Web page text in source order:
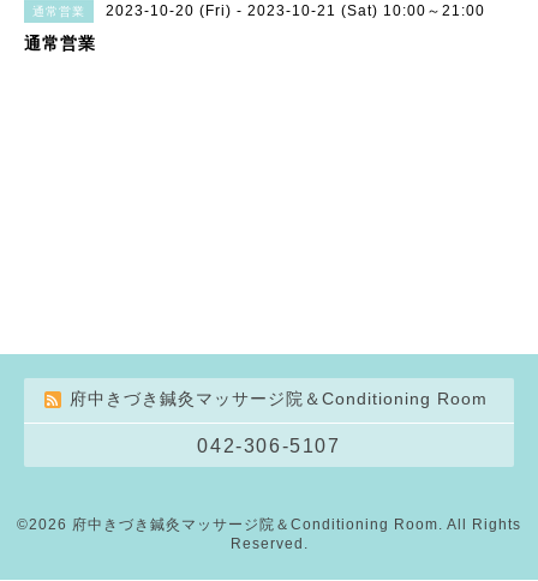
通常営業 2023-10-20 (Fri) - 2023-10-21 (Sat) 10:00～21:00
通常営業
府中きづき鍼灸マッサージ院＆Conditioning Room
042-306-5107
©2026 府中きづき鍼灸マッサージ院＆Conditioning Room . All Rights
Reserved.